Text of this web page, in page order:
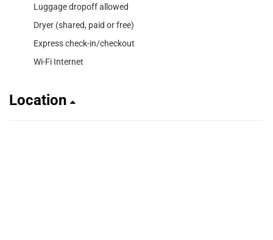
Luggage dropoff allowed
Dryer (shared, paid or free)
Express check-in/checkout
Wi-Fi Internet
Location